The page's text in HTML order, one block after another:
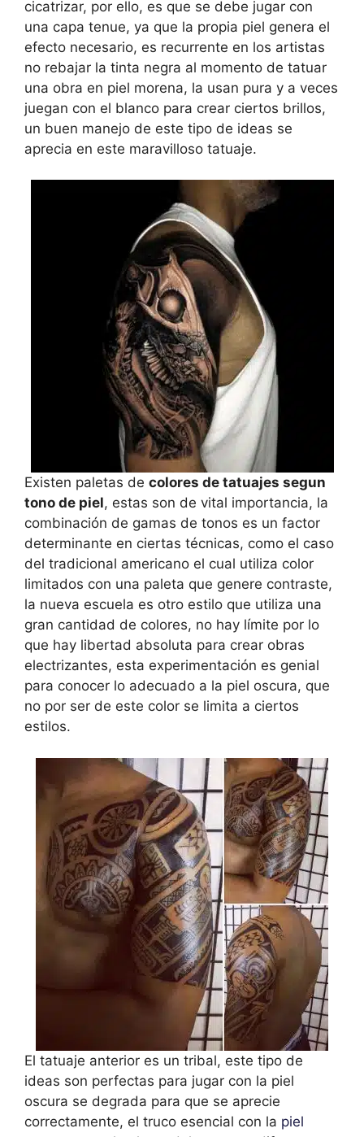
cicatrizar, por ello, es que se debe jugar con
una capa tenue, ya que la propia piel genera el
efecto necesario, es recurrente en los artistas
no rebajar la tinta negra al momento de tatuar
una obra en piel morena, la usan pura y a veces
juegan con el blanco para crear ciertos brillos,
un buen manejo de este tipo de ideas se
aprecia en este maravilloso tatuaje.
Existen paletas de colores de tatuajes segun
tono de piel, estas son de vital importancia, la
combinación de gamas de tonos es un factor
determinante en ciertas técnicas, como el caso
del tradicional americano el cual utiliza color
limitados con una paleta que genere contraste,
la nueva escuela es otro estilo que utiliza una
gran cantidad de colores, no hay límite por lo
que hay libertad absoluta para crear obras
electrizantes, esta experimentación es genial
para conocer lo adecuado a la piel oscura, que
no por ser de este color se limita a ciertos
estilos.
El tatuaje anterior es un tribal, este tipo de
ideas son perfectas para jugar con la piel
oscura se degrada para que se aprecie
correctamente, el truco esencial con la piel